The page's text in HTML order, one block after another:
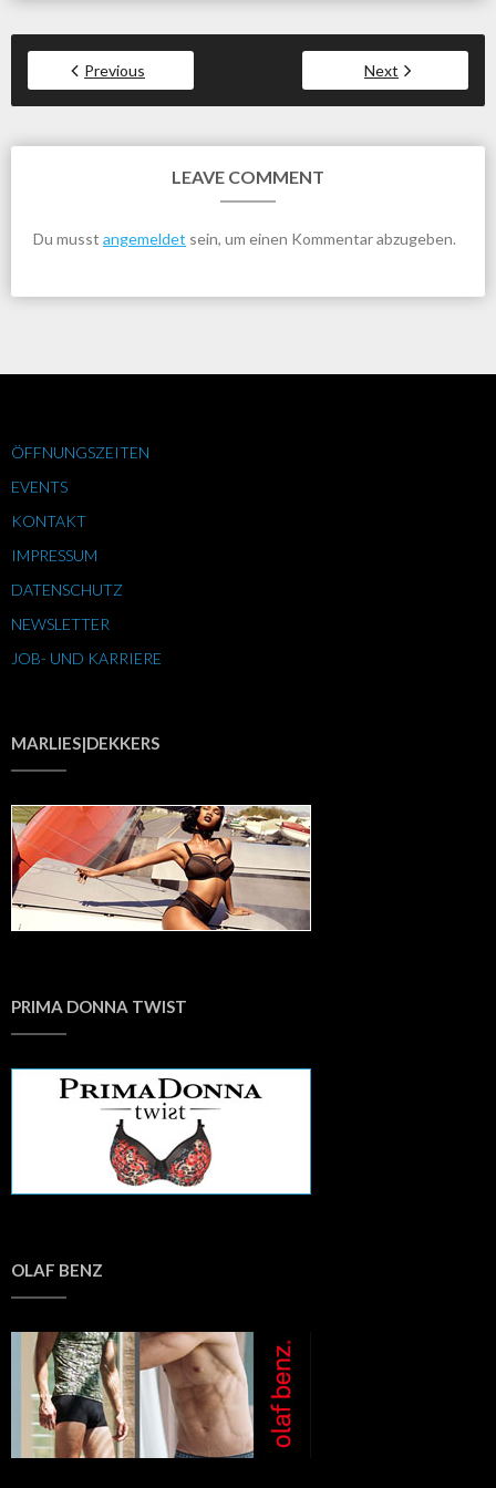
Previous Next
LEAVE COMMENT
Du musst angemeldet sein, um einen Kommentar abzugeben.
ÖFFNUNGSZEITEN
EVENTS
KONTAKT
IMPRESSUM
DATENSCHUTZ
NEWSLETTER
JOB- UND KARRIERE
MARLIES|DEKKERS
PRIMA DONNA TWIST
OLAF BENZ